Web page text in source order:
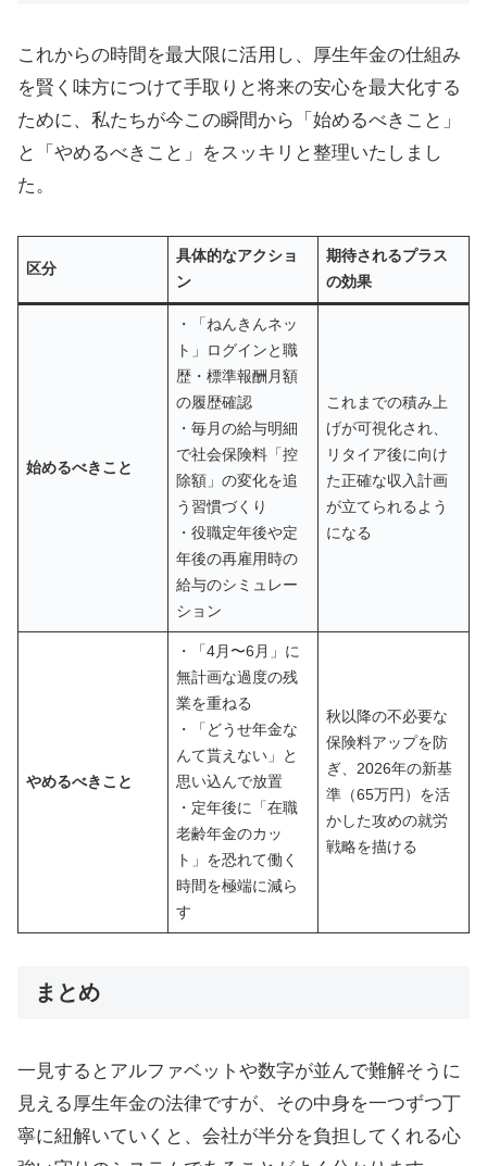
これからの時間を最大限に活用し、厚生年金の仕組み
を賢く味方につけて手取りと将来の安心を最大化する
ために、私たちが今この瞬間から「始めるべきこと」
と「やめるべきこと」をスッキリと整理いたしまし
た。
区分
具体的なアクショ
ン
期待されるプラス
の効果
始めるべきこと
・「ねんきんネッ
ト」ログインと職
歴・標準報酬月額
の履歴確認
・毎月の給与明細
で社会保険料「控
除額」の変化を追
う習慣づくり
・役職定年後や定
年後の再雇用時の
給与のシミュレー
ション
これまでの積み上
げが可視化され、
リタイア後に向け
た正確な収入計画
が立てられるよう
になる
やめるべきこと
・「4月〜6月」に
無計画な過度の残
業を重ねる
・「どうせ年金な
んて貰えない」と
思い込んで放置
・定年後に「在職
老齢年金のカッ
ト」を恐れて働く
時間を極端に減ら
す
秋以降の不必要な
保険料アップを防
ぎ、2026年の新基
準（65万円）を活
かした攻めの就労
戦略を描ける
まとめ
一見するとアルファベットや数字が並んで難解そうに
見える厚生年金の法律ですが、その中身を一つずつ丁
寧に紐解いていくと、会社が半分を負担してくれる心